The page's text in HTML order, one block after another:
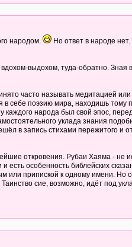
народом.
Но ответ в народе
выдохом, туда-обратно. Зная
часто называть медитацией
в себе поэзию мира, находишь тому
каждого народа был свой эпос,
уклада знания
в запись стихами пережитого и
откровения. Рубаи Хаяма - не
есть особенность библейских
или припиской к одному имени. Но
сие, возможно, идёт под